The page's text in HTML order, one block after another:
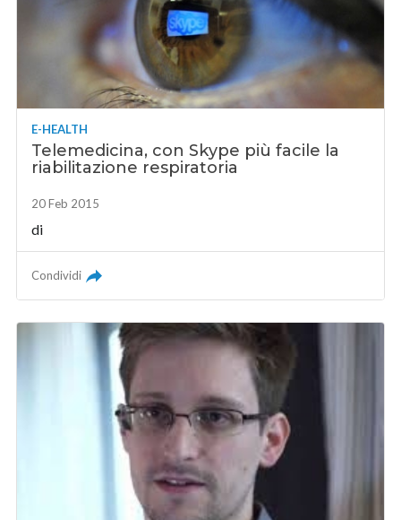
E-HEALTH
Telemedicina, con Skype più facile la
riabilitazione respiratoria
20 Feb 2015
di
Condividi